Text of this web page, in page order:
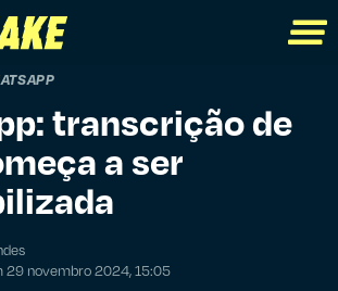
transcrição de
a ser
29 novembro 2024, 15:05